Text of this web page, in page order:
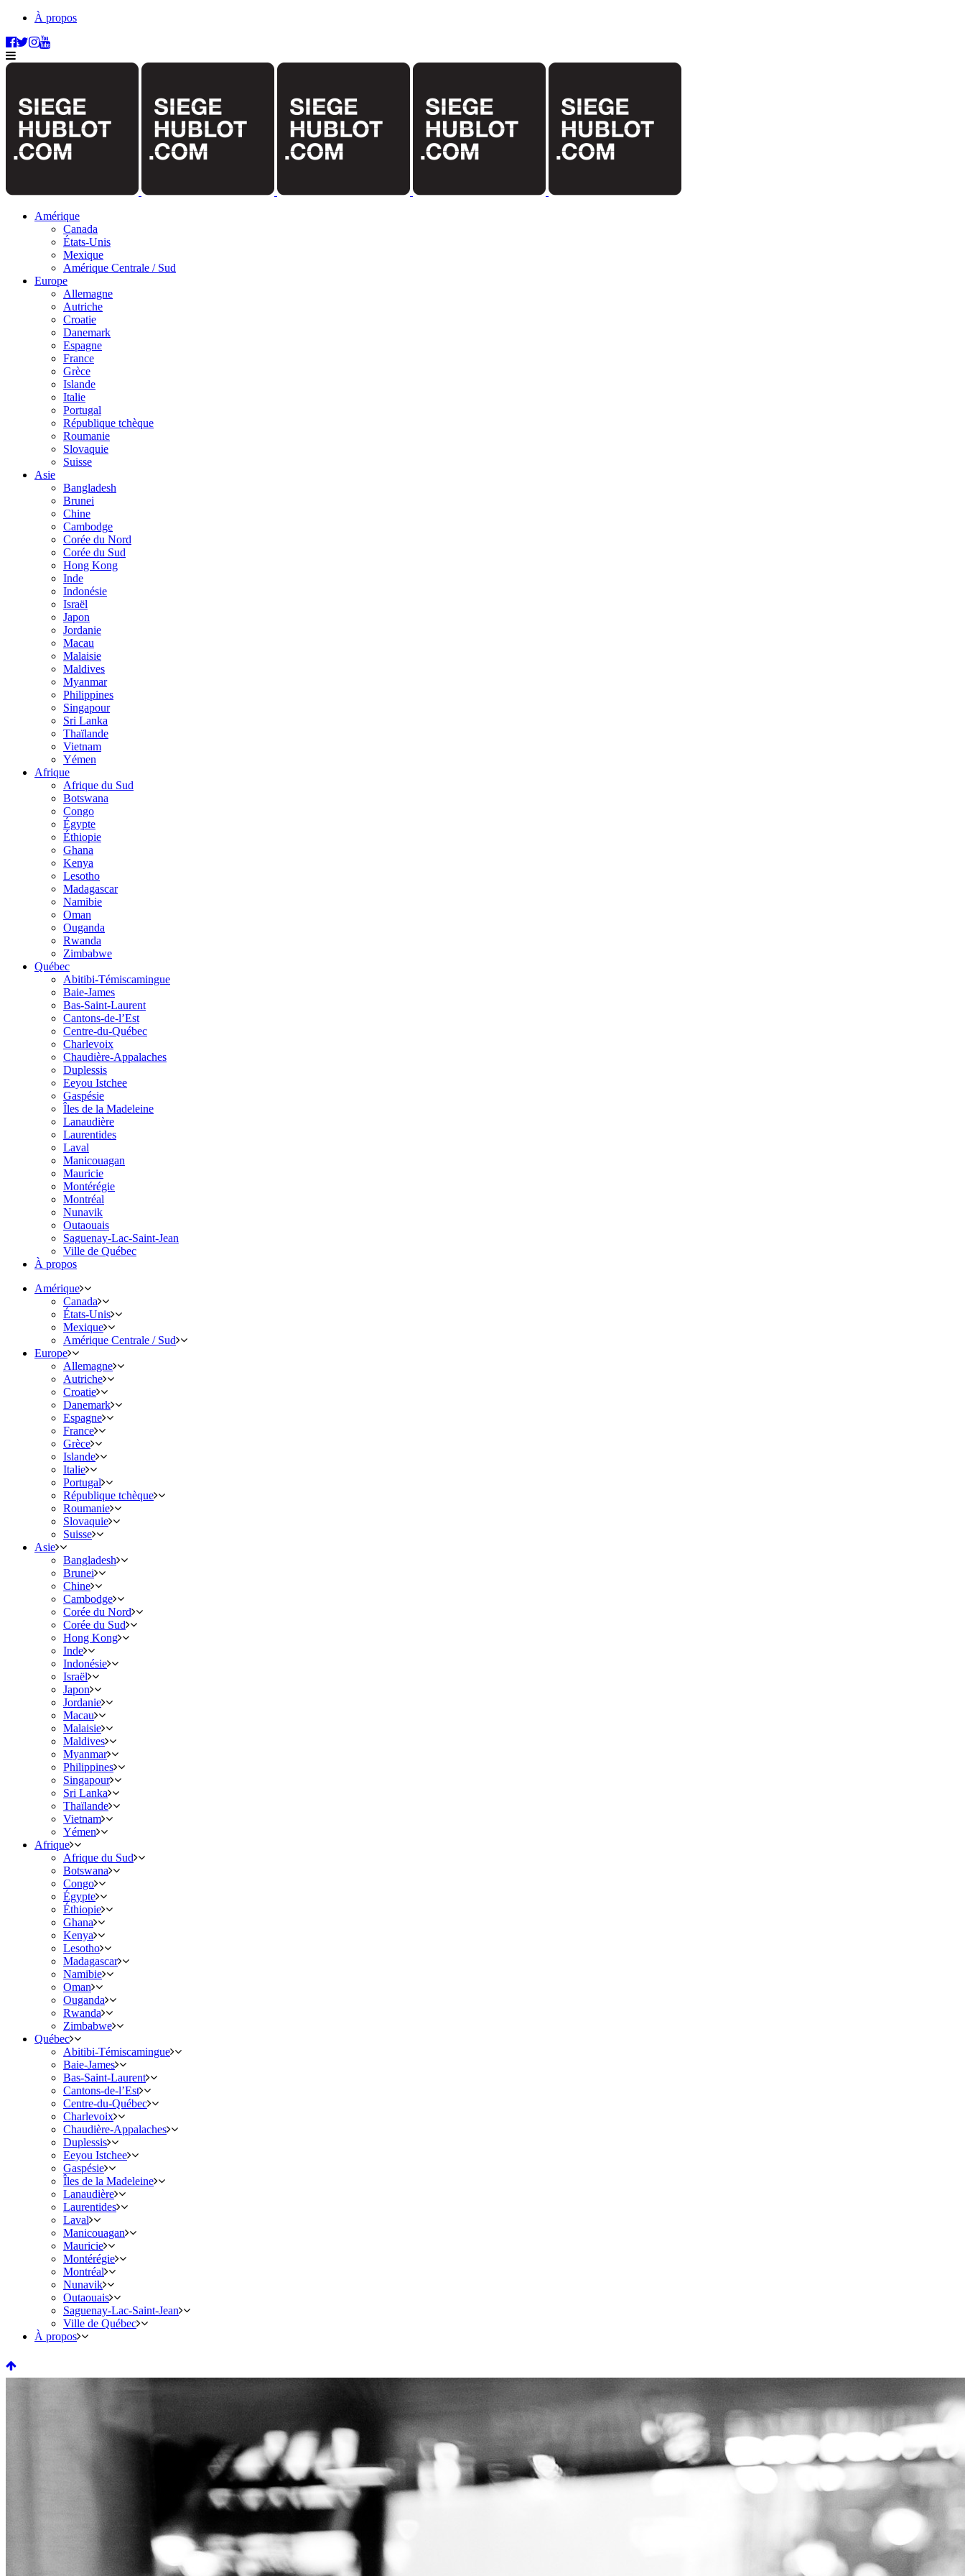
À propos
Amérique
Canada
États-Unis
Mexique
Amérique Centrale / Sud
Europe
Allemagne
Autriche
Croatie
Danemark
Espagne
France
Grèce
Islande
Italie
Portugal
République tchèque
Roumanie
Slovaquie
Suisse
Asie
Bangladesh
Brunei
Chine
Cambodge
Corée du Nord
Corée du Sud
Hong Kong
Inde
Indonésie
Israël
Japon
Jordanie
Macau
Malaisie
Maldives
Myanmar
Philippines
Singapour
Sri Lanka
Thaïlande
Vietnam
Yémen
Afrique
Afrique du Sud
Botswana
Congo
Égypte
Éthiopie
Ghana
Kenya
Lesotho
Madagascar
Namibie
Oman
Ouganda
Rwanda
Zimbabwe
Québec
Abitibi-Témiscamingue
Baie-James
Bas-Saint-Laurent
Cantons-de-l’Est
Centre-du-Québec
Charlevoix
Chaudière-Appalaches
Duplessis
Eeyou Istchee
Gaspésie
Îles de la Madeleine
Lanaudière
Laurentides
Laval
Manicouagan
Mauricie
Montérégie
Montréal
Nunavik
Outaouais
Saguenay-Lac-Saint-Jean
Ville de Québec
À propos
Amérique
Canada
États-Unis
Mexique
Amérique Centrale / Sud
Europe
Allemagne
Autriche
Croatie
Danemark
Espagne
France
Grèce
Islande
Italie
Portugal
République tchèque
Roumanie
Slovaquie
Suisse
Asie
Bangladesh
Brunei
Chine
Cambodge
Corée du Nord
Corée du Sud
Hong Kong
Inde
Indonésie
Israël
Japon
Jordanie
Macau
Malaisie
Maldives
Myanmar
Philippines
Singapour
Sri Lanka
Thaïlande
Vietnam
Yémen
Afrique
Afrique du Sud
Botswana
Congo
Égypte
Éthiopie
Ghana
Kenya
Lesotho
Madagascar
Namibie
Oman
Ouganda
Rwanda
Zimbabwe
Québec
Abitibi-Témiscamingue
Baie-James
Bas-Saint-Laurent
Cantons-de-l’Est
Centre-du-Québec
Charlevoix
Chaudière-Appalaches
Duplessis
Eeyou Istchee
Gaspésie
Îles de la Madeleine
Lanaudière
Laurentides
Laval
Manicouagan
Mauricie
Montérégie
Montréal
Nunavik
Outaouais
Saguenay-Lac-Saint-Jean
Ville de Québec
À propos